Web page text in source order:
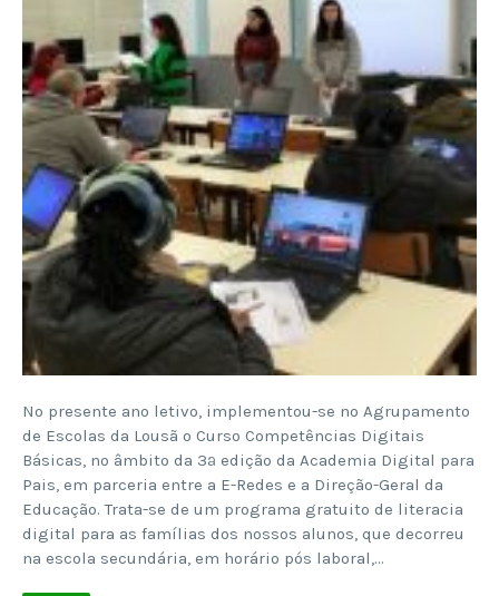
No presente ano letivo, implementou-se no Agrupamento
de Escolas da Lousã o Curso Competências Digitais
Básicas, no âmbito da 3ª edição da Academia Digital para
Pais, em parceria entre a E-Redes e a Direção-Geral da
Educação. Trata-se de um programa gratuito de literacia
digital para as famílias dos nossos alunos, que decorreu
na escola secundária, em horário pós laboral,…